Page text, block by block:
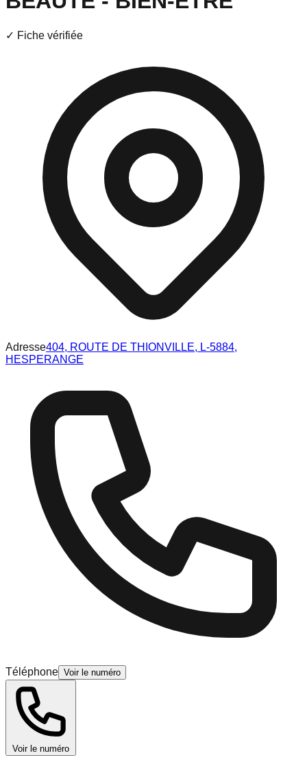
✓ Fiche vérifiée
Adresse404, ROUTE DE THIONVILLE, L-5884,
HESPERANGE
Téléphone Voir le numéro
Voir le numéro